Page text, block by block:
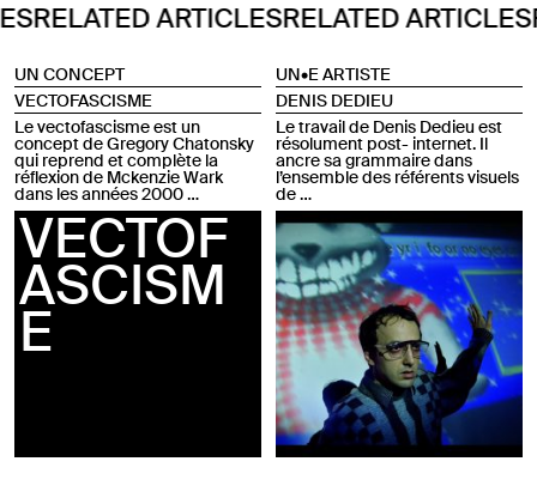
RELATED ARTICLESRELATED ARTICLES
UN CONCEPT
VECTOFASCISME
Le vectofascisme est un
concept de Gregory Chatonsky
qui reprend et complète la
réflexion de Mckenzie Wark
dans les années 2000 …
VECTOF
ASCISM
E
UN•E ARTISTE
DENIS DEDIEU
Le travail de Denis Dedieu est
résolument post- internet. Il
ancre sa grammaire dans
l’ensemble des référents visuels
de …